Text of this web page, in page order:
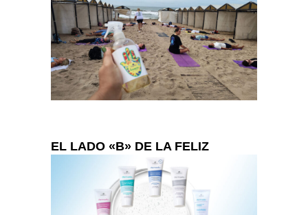
EL LADO «B» DE LA FELIZ